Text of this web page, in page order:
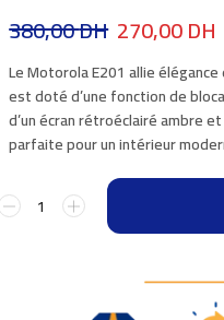
380,00DH 270,00DH
LeMotorola E201 allie
est doté d’une fonction de
d’un écran rétroéclairé ambre
parfaite pour un intérieur